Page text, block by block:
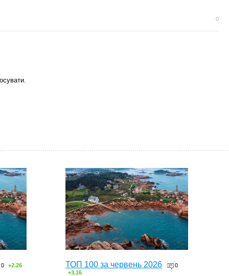
0
0 +2.26 ТОП 100 за червень 2026
0
+3.16